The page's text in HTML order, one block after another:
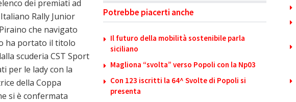
Potrebbe piacerti anche
Il futuro della mobilità sostenibile parla
siciliano
Magliona “svolta” verso Popoli con la Np03
Con 123 iscritti la 64^ Svolte di Popoli si
presenta
dei premiati ad
Rally Junior
che navigato
ha portato il titolo
scuderia CST Sport
per le lady con la
della Coppa
si è confermata